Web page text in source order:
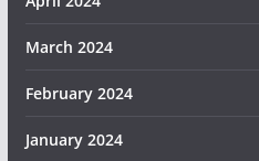
March 2024
February 2024
January 2024